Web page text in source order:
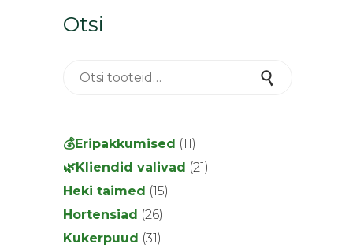
Otsi
💰Eripakkumised 1111
toodet
🌿Kliendid valivad 2121
Heki taimed 1515
Hortensiad 2626
toodet
Kukerpuud 3131